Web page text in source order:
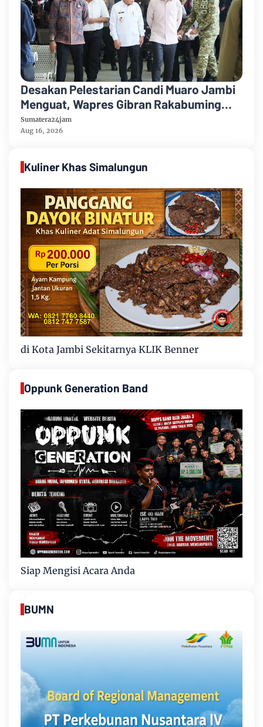
Desakan Pelestarian Candi Muaro Jambi
Menguat, Wapres Gibran Rakabuming
Raka Diminta Perintahkan Gubernur
Tertibkan Stockpile Batu Bara
Sumatera24jam
Aug 16, 2026
Kuliner Khas Simalungun
di Kota Jambi Sekitarnya KLIK Benner
Oppunk Generation Band
Siap Mengisi Acara Anda
BUMN